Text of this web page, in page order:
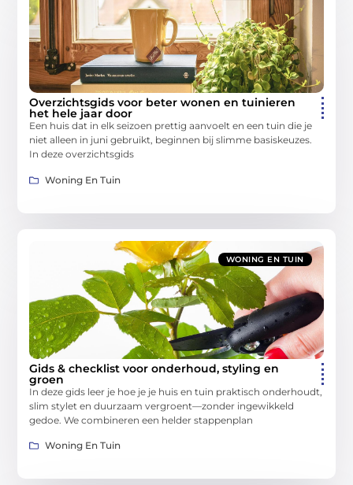
Overzichtsgids voor beter wonen en tuinieren
het hele jaar door
Een huis dat in elk seizoen prettig aanvoelt en een tuin die je
niet alleen in juni gebruikt, beginnen bij slimme basiskeuzes.
In deze overzichtsgids
Woning En Tuin
WONING EN TUIN
Gids & checklist voor onderhoud, styling en
groen
In deze gids leer je hoe je je huis en tuin praktisch onderhoudt,
slim stylet en duurzaam vergroent—zonder ingewikkeld
gedoe. We combineren een helder stappenplan
Woning En Tuin